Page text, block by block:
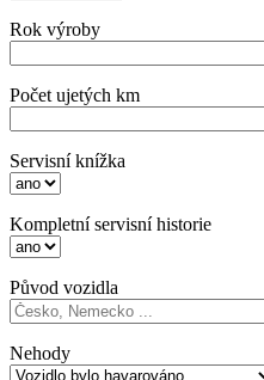
Rok výroby
Počet ujetých km
Servisní knížka
Kompletní servisní historie
Původ vozidla
Nehody